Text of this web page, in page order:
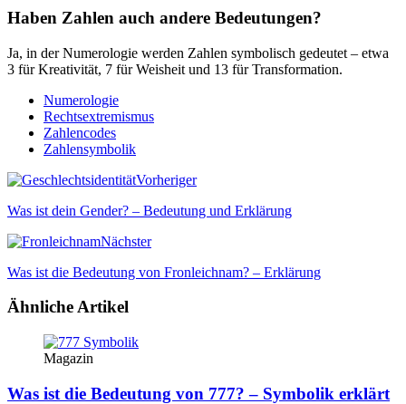
Haben Zahlen auch andere Bedeutungen?
Ja, in der Numerologie werden Zahlen symbolisch gedeutet – etwa
3 für Kreativität, 7 für Weisheit und 13 für Transformation.
Numerologie
Rechtsextremismus
Zahlencodes
Zahlensymbolik
Vorheriger
Was ist dein Gender? – Bedeutung und Erklärung
Nächster
Was ist die Bedeutung von Fronleichnam? – Erklärung
Ähnliche Artikel
Magazin
Was ist die Bedeutung von 777? – Symbolik erklärt